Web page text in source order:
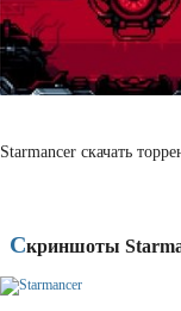
Starmancer скачать
Скриншоты